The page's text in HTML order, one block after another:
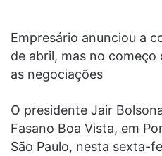
Empresário anunciou a
de abril, mas no começo
as negociações
O presidente Jair
Fasano Boa Vista, em
São Paulo, nesta sexta-